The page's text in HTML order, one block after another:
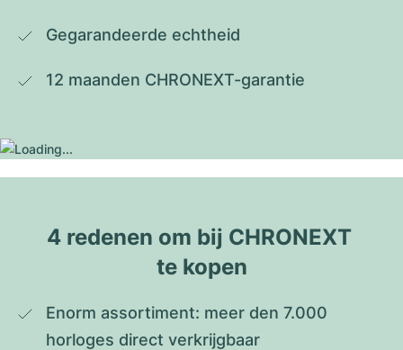
Gegarandeerde echtheid
12 maanden CHRONEXT-garantie
4 redenen om bij CHRONEXT
te kopen
Enorm assortiment: meer den 7.000
horloges direct verkrijgbaar